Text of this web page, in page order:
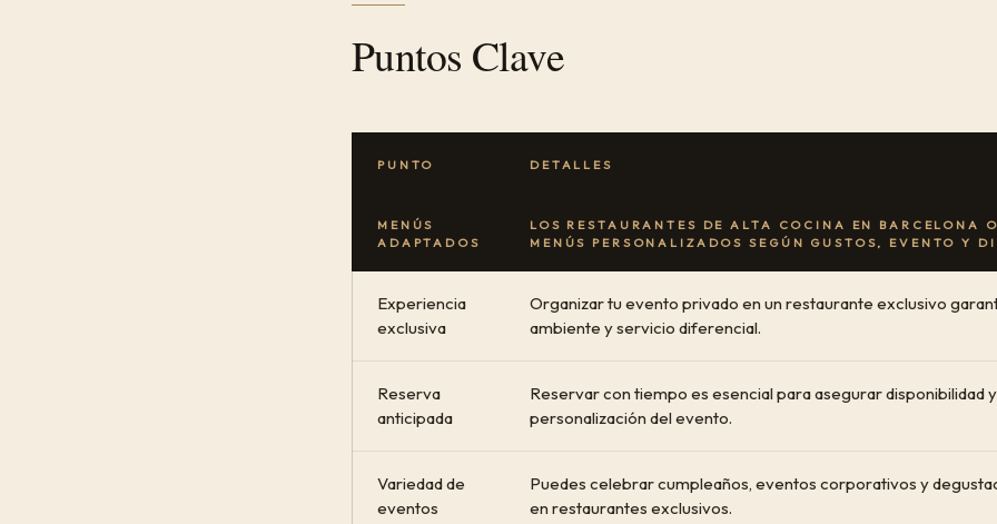
Puntos Clave
PUNTO DETALLES
MENÚS
ADAPTADOS
LOS RESTAURANTES DE ALTA COCINA EN BARCELONA
MENÚS PERSONALIZADOS SEGÚN GUSTOS, EVENTO Y
Experiencia
exclusiva
Organizar tu evento privado en un restaurante exclusivo
ambiente y servicio diferencial.
Reserva
anticipada
Reservar con tiempo es esencial para asegurar disponibilidad
personalización del evento.
Variedad de
eventos
Puedes celebrar cumpleaños, eventos corporativos y
en restaurantes exclusivos.